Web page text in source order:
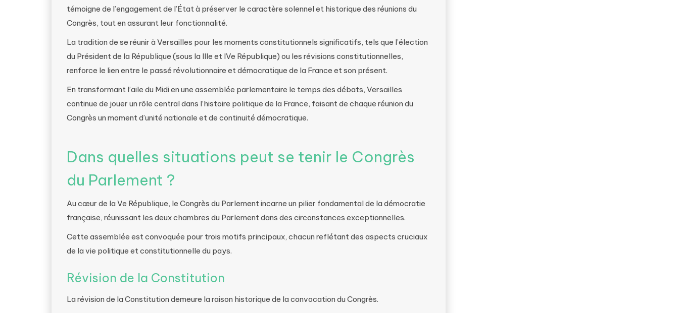
témoigne de l’engagement de l’État à préserver le caractère solennel et historique des réunions du
Congrès, tout en assurant leur fonctionnalité.
La tradition de se réunir à Versailles pour les moments constitutionnels significatifs, tels que l’élection
du Président de la République (sous la IIIe et IVe République) ou les révisions constitutionnelles,
renforce le lien entre le passé révolutionnaire et démocratique de la France et son présent.
En transformant l’aile du Midi en une assemblée parlementaire le temps des débats, Versailles
continue de jouer un rôle central dans l’histoire politique de la France, faisant de chaque réunion du
Congrès un moment d’unité nationale et de continuité démocratique.
Dans quelles situations peut se tenir le Congrès
du Parlement ?
Au cœur de la Ve République, le Congrès du Parlement incarne un pilier fondamental de la démocratie
française, réunissant les deux chambres du Parlement dans des circonstances exceptionnelles.
Cette assemblée est convoquée pour trois motifs principaux, chacun reflétant des aspects cruciaux
de la vie politique et constitutionnelle du pays.
Révision de la Constitution
La révision de la Constitution demeure la raison historique de la convocation du Congrès.